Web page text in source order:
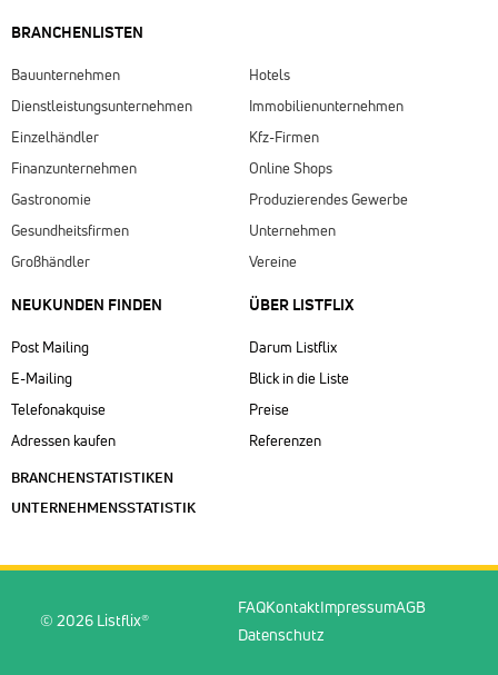
BRANCHENLISTEN
Bauunternehmen
Dienstleistungsunternehmen
Einzelhändler
Finanzunternehmen
Gastronomie
Gesundheitsfirmen
Großhändler
Hotels
Immobilienunternehmen
Kfz-Firmen
Online Shops
Produzierendes Gewerbe
Unternehmen
Vereine
NEUKUNDEN FINDEN
Post Mailing
E-Mailing
Telefonakquise
Adressen kaufen
BRANCHENSTATISTIKEN
UNTERNEHMENSSTATISTIK
ÜBER LISTFLIX​
Darum Listflix
Blick in die Liste
Preise
Referenzen
© 2026 Listflix®
FAQKontaktImpressumAGB
Datenschutz